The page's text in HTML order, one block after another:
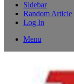
Sidebar
Random Article
Log In
Menu